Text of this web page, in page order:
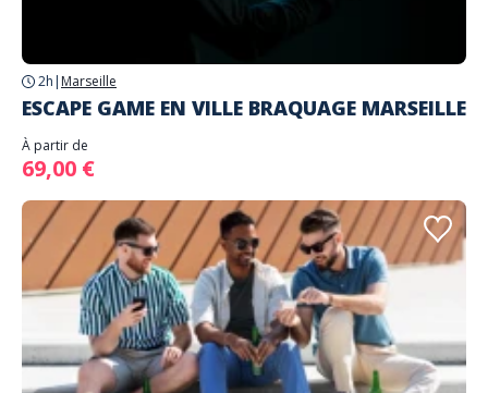
2h | Marseille
ESCAPE GAME EN VILLE BRAQUAGE MARSEILLE
À partir de
69,00 €